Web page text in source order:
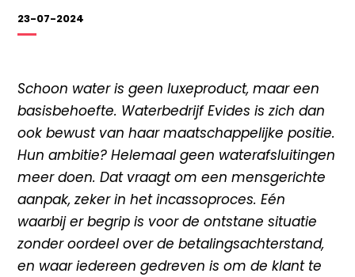
23-07-2024
Schoon water is geen luxeproduct, maar een
basisbehoefte. Waterbedrijf Evides is zich dan
ook bewust van haar maatschappelijke positie.
Hun ambitie? Helemaal geen waterafsluitingen
meer doen. Dat vraagt om een mensgerichte
aanpak, zeker in het incassoproces. Eén
waarbij er begrip is voor de ontstane situatie
zonder oordeel over de betalingsachterstand,
en waar iedereen gedreven is om de klant te